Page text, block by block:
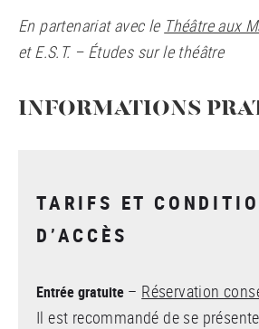
En partenariat avec le Théâtre aux
et E.S.T. – Études sur le théâtre
INFORMATIONS
TARIFS ET
D’ACCÈS
Entrée gratuite – Réservation
Il est recommandé de se